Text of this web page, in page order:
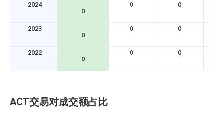
2024
0
0 0
2023
0
0 0
2022
0
0 0
ACT交易对成交额占比